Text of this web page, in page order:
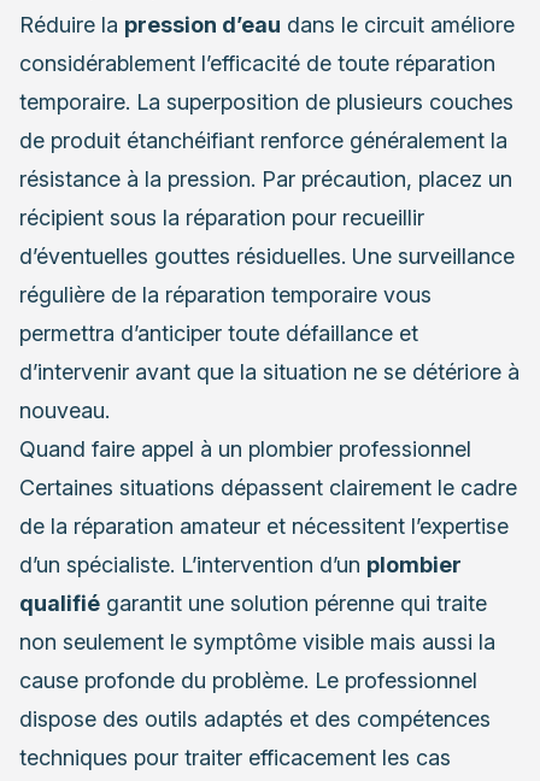
Réduire la pression d’eau dans le circuit améliore
considérablement l’efficacité de toute réparation
temporaire. La superposition de plusieurs couches
de produit étanchéifiant renforce généralement la
résistance à la pression. Par précaution, placez un
récipient sous la réparation pour recueillir
d’éventuelles gouttes résiduelles. Une surveillance
régulière de la réparation temporaire vous
permettra d’anticiper toute défaillance et
d’intervenir avant que la situation ne se détériore à
nouveau.
Quand faire appel à un plombier professionnel
Certaines situations dépassent clairement le cadre
de la réparation amateur et nécessitent l’expertise
d’un spécialiste. L’intervention d’un plombier
qualifié garantit une solution pérenne qui traite
non seulement le symptôme visible mais aussi la
cause profonde du problème. Le professionnel
dispose des outils adaptés et des compétences
techniques pour traiter efficacement les cas